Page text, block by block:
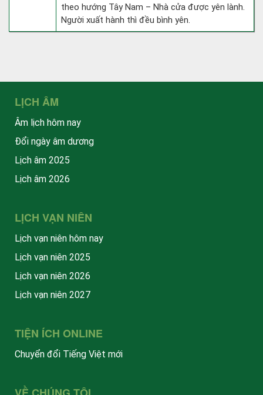
theo hướng Tây Nam – Nhà cửa được yên lành.
Người xuất hành thì đều bình yên.
LỊCH ÂM
Âm lịch hôm nay
Đổi ngày âm dương
Lịch âm 2025
Lịch âm 2026
LỊCH VẠN NIÊN
Lịch vạn niên hôm nay
Lịch vạn niên 2025
Lịch vạn niên 2026
Lịch vạn niên 2027
TIỆN ÍCH ONLINE
Chuyển đổi Tiếng Việt mới